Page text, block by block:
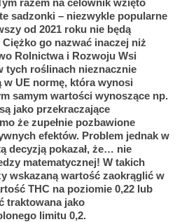
sadzonki – niezwykle popularne
od 2021 roku nie będą
go nazwać inaczej niż
Rolnictwa i Rozwoju Wsi
tych roślinach nieznacznie
UE normę, która wynosi
samym wartości wynoszące np.
jako przekraczające
że zupełnie pozbawione
efektów. Problem jednak w
decyzją pokazał, że… nie
matematycznej! W takich
wskazaną wartość zaokrąglić w
THC na poziomie 0,22 lub
traktowana jako
limitu 0,2.